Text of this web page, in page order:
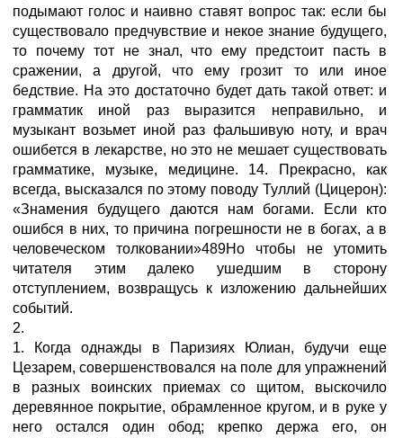
подымают голос и наивно ставят вопрос так: если бы
существовало предчувствие и некое знание будущего,
то почему тот не знал, что ему предстоит пасть в
сражении, а другой, что ему грозит то или иное
бедствие. На это достаточно будет дать такой ответ: и
грамматик иной раз выразится неправильно, и
музыкант возьмет иной раз фальшивую ноту, и врач
ошибется в лекарстве, но это не мешает существовать
грамматике, музыке, медицине. 14. Прекрасно, как
всегда, высказался по этому поводу Туллий (Цицерон):
«Знамения будущего даются нам богами. Если кто
ошибся в них, то причина погрешности не в богах, а в
человеческом толковании»489Но чтобы не утомить
читателя этим далеко ушедшим в сторону
отступлением, возвращусь к изложению дальнейших
событий.
2.
1. Когда однажды в Паризиях Юлиан, будучи еще
Цезарем, совершенствовался на поле для упражнений
в разных воинских приемах со щитом, выскочило
деревянное покрытие, обрамленное кругом, и в руке у
него остался один обод; крепко держа его, он